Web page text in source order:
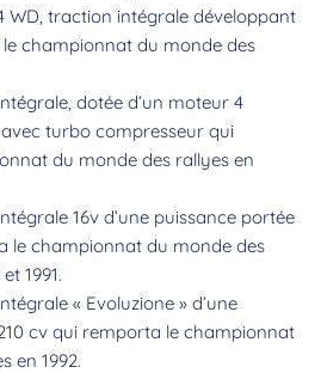
WD, traction intégrale développant
championnat du monde des
dotée d’un moteur 4
turbo compresseur qui
du monde des rallyes en
16v d’une puissance portée
le championnat du monde des
1991.
« Evoluzione » d’une
cv qui remporta le championnat
en 1992.